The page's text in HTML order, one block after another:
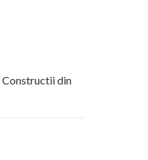
Constructii din